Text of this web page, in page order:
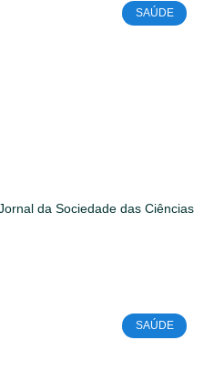
SAÚDE
da Sociedade das Ciências
SAÚDE